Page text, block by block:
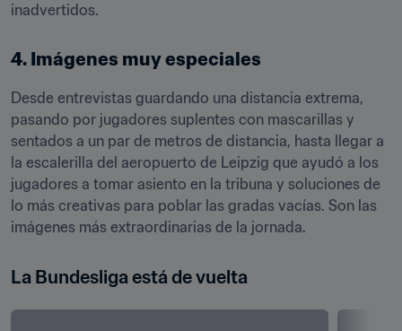
inadvertidos.
4. Imágenes muy especiales
Desde entrevistas guardando una distancia extrema,
pasando por jugadores suplentes con mascarillas y
sentados a un par de metros de distancia, hasta llegar a
la escalerilla del aeropuerto de Leipzig que ayudó a los
jugadores a tomar asiento en la tribuna y soluciones de
lo más creativas para poblar las gradas vacías. Son las
imágenes más extraordinarias de la jornada.
La Bundesliga está de vuelta